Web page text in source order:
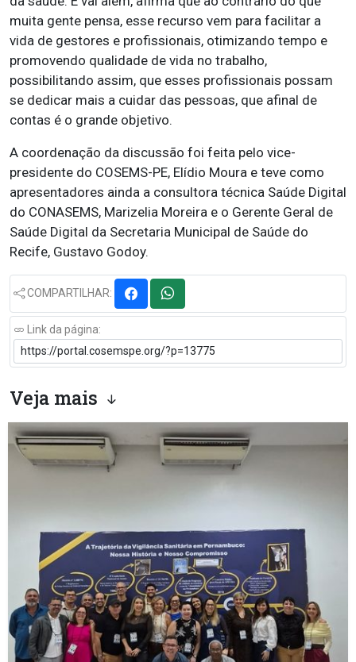
muita gente pensa, esse recurso vem para facilitar a
vida de gestores e profissionais, otimizando tempo e
promovendo qualidade de vida no trabalho,
possibilitando assim, que esses profissionais possam
se dedicar mais a cuidar das pessoas, que afinal de
contas é o grande objetivo.
A coordenação da discussão foi feita pelo vice-
presidente do COSEMS-PE, Elídio Moura e teve como
apresentadores ainda a consultora técnica Saúde Digital
do CONASEMS, Marizelia Moreira e o Gerente Geral de
Saúde Digital da Secretaria Municipal de Saúde do
Recife, Gustavo Godoy.
COMPARTILHAR:
Link da página:
Veja mais